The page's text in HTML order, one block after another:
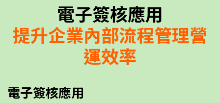
電子簽核應用
提升企業內部流程管理營
運效率
電子簽核應用